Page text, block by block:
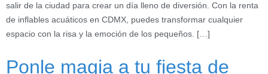
salir de la ciudad para crear un día lleno de diversión. Con la renta
de inflables acuáticos en CDMX, puedes transformar cualquier
espacio con la risa y la emoción de los pequeños. […]
Ponle magia a tu fiesta de